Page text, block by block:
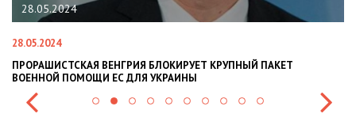
28.05.2024
28.05.2024
ПРОРАШИСТСКАЯ ВЕНГРИЯ БЛОКИРУЕТ КРУПНЫЙ ПАКЕТ
ВОЕННОЙ ПОМОЩИ ЕС ДЛЯ УКРАИНЫ